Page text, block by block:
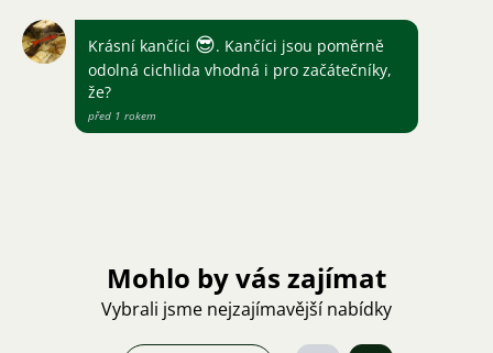
Krásní kančíci 😎. Kančíci jsou poměrně
odolná cichlida vhodná i pro začátečníky,
že?
před 1 rokem
Mohlo by vás zajímat
Vybrali jsme nejzajímavější nabídky